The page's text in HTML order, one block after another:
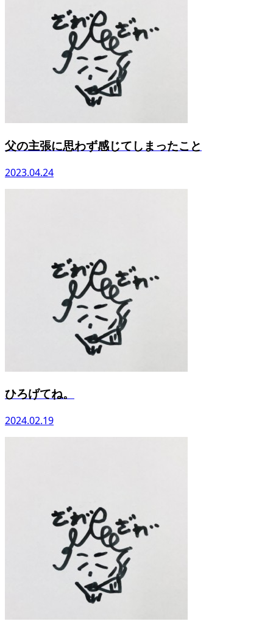
父の主張に思わず感じてしまったこと
2023.04.24
ひろげてね。
2024.02.19